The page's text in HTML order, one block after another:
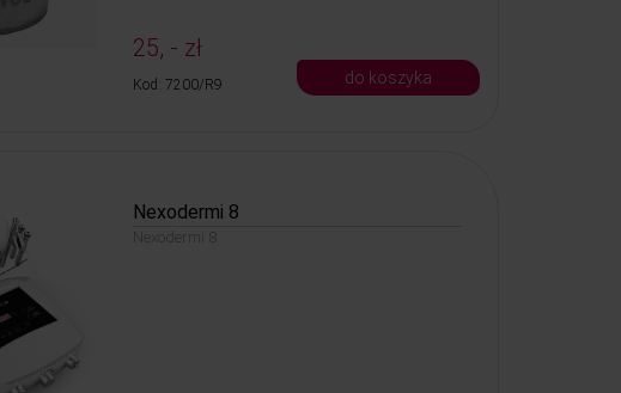
25, - zł
Kod: 7200/R9 do koszyka
Nexodermi 8